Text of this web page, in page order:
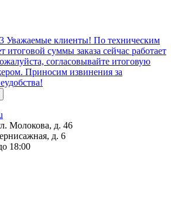
Уважаемые клиенты! По техническим
итоговой суммы заказа сейчас работает
согласовывайте итоговую
Приносим извинения за
Молокова, д. 46
д. 6
18:00